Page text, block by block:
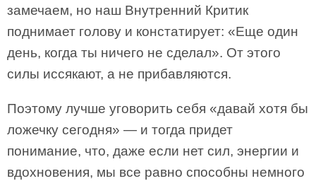
замечаем, но наш Внутренний Критик
поднимает голову и констатирует: «Еще один
день, когда ты ничего не сделал». От этого
силы иссякают, а не прибавляются.
Поэтому лучше уговорить себя «давай хотя бы
ложечку сегодня» — и тогда придет
понимание, что, даже если нет сил, энергии и
вдохновения, мы все равно способны немного